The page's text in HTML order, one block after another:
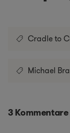
Cradle to
Michael
3 Kommentare